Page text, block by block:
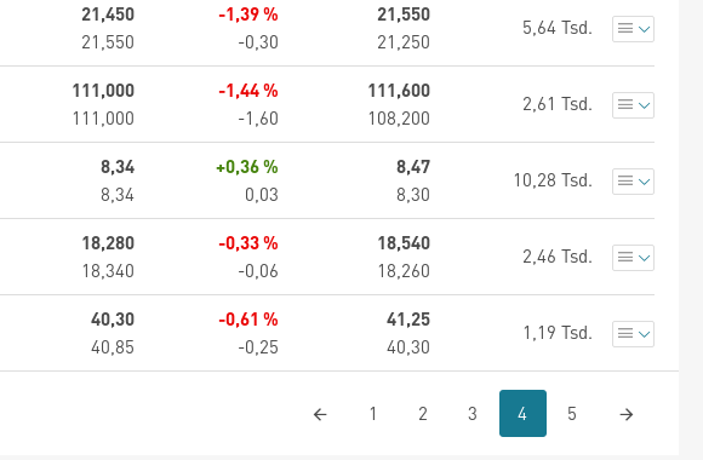
21,450
21,550
-1,39 %
-0,30
21,550
21,250
5,64 Tsd.
111,000
111,000
-1,44 %
-1,60
111,600
108,200
2,61 Tsd.
8,34
8,34
+0,36 %
0,03
8,47
8,30
10,28 Tsd.
18,280
18,340
-0,33 %
-0,06
18,540
18,260
2,46 Tsd.
40,30
40,85
-0,61 %
-0,25
41,25
40,30
1,19 Tsd.
1 2 3 4 5